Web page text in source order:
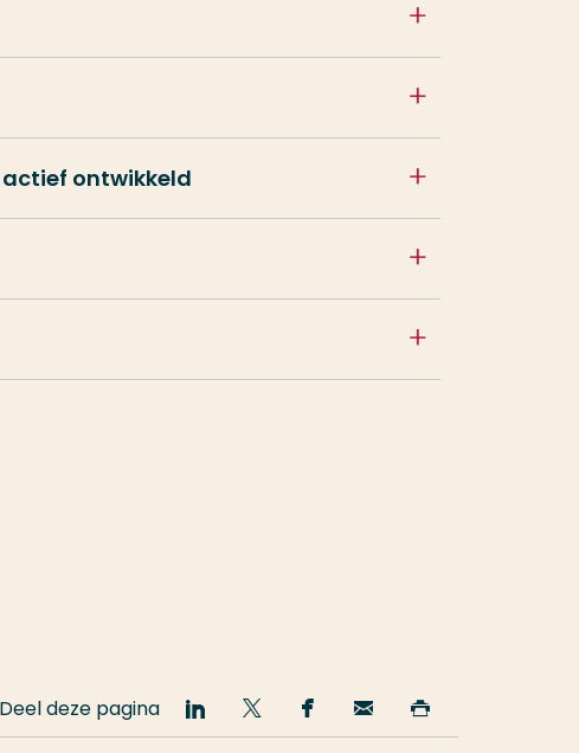
ontwikkeld
Deel deze pagina
Deel
op
Deel
op
Deel
op
Email
deze deze